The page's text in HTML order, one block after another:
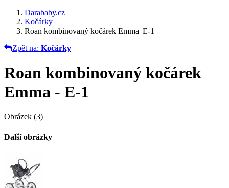
Darababy.cz
Kočárky
Roan kombinovaný kočárek Emma |E-1
Zpět na: Kočárky
Roan kombinovaný kočárek
Emma - E-1
Obrázek (3)
Další obrázky